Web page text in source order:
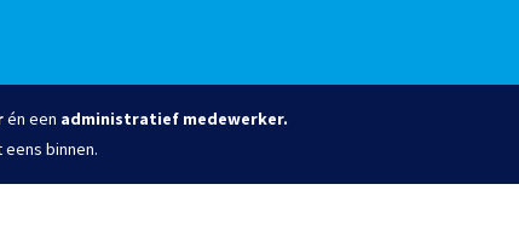
én een administratief medewerker.
eens binnen.